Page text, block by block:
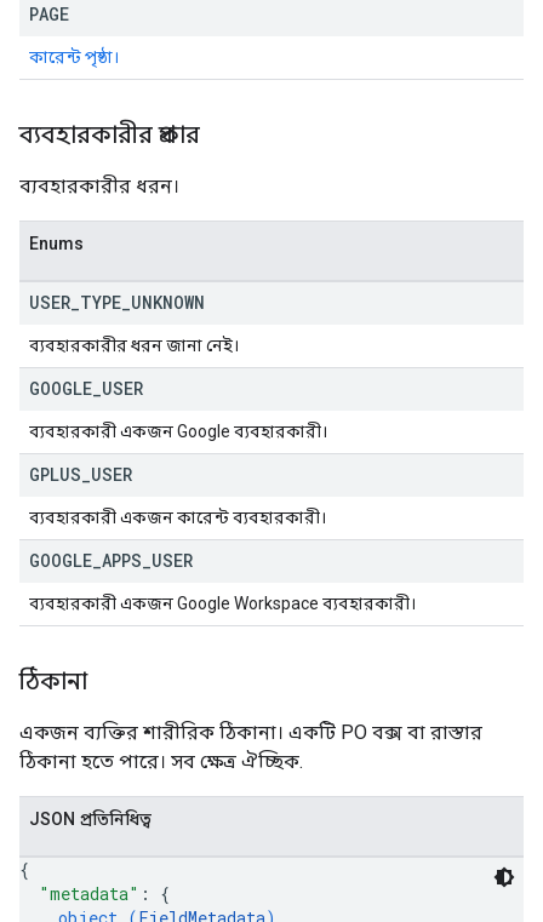
PAGE
কারেন্ট পৃষ্ঠা।
ব্যবহারকারীর প্রকার
ব্যবহারকারীর ধরন।
Enums
USER TYPE UNKNOWN
ব্যবহারকারীর ধরন জানা নেই।
GOOGLE USER
ব্যবহারকারী একজন Google ব্যবহারকারী।
GPLUS USER
ব্যবহারকারী একজন কারেন্ট ব্যবহারকারী।
GOOGLE APPS USER
ব্যবহারকারী একজন Google Workspace ব্যবহারকারী।
ঠিকানা
একজন ব্যক্তির শারীরিক ঠিকানা। একটি PO বক্স বা রাস্তার
ঠিকানা হতে পারে। সব ক্ষেত্র ঐচ্ছিক.
JSON প্রতিনিধিত্ব
{
"metadata" : {